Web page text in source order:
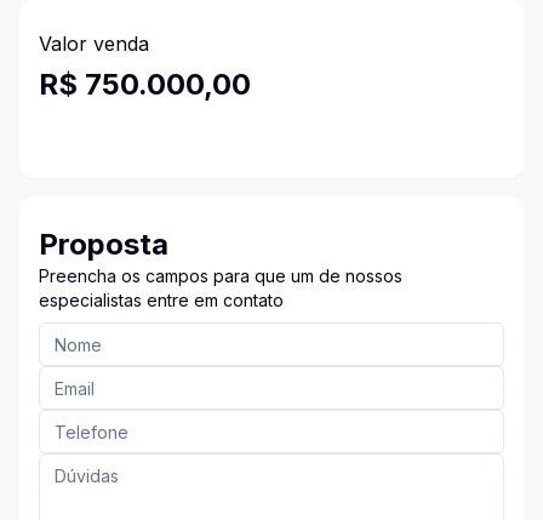
Valor venda
R$ 750.000,00
Proposta
Preencha os campos para que um de nossos
especialistas entre em contato